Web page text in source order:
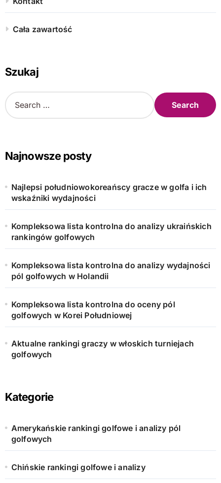
Cała zawartość
Szukaj
S
e
h
f
r
Najnowsze posty
Najlepsi południowokoreańscy gracze w golfa i ich
wskaźniki wydajności
Kompleksowa lista kontrolna do analizy ukraińskich
rankingów golfowych
Kompleksowa lista kontrolna do analizy wydajności
pól golfowych w Holandii
Kompleksowa lista kontrolna do oceny pól
golfowych w Korei Południowej
Aktualne rankingi graczy w włoskich turniejach
golfowych
Kategorie
Amerykańskie rankingi golfowe i analizy pól
golfowych
Chińskie rankingi golfowe i analizy